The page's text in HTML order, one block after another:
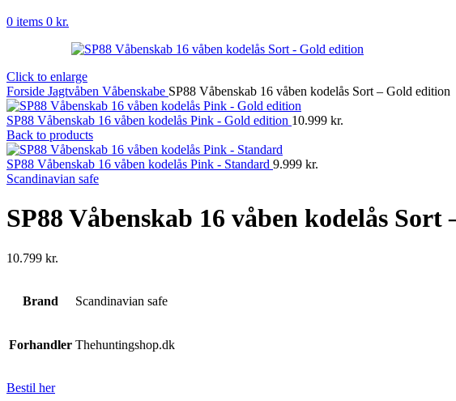
0 items 0 kr.
Click to enlarge
Forside Jagtvåben Våbenskabe SP88 Våbenskab 16 våben kodelås Sort – Gold edition
SP88 Våbenskab 16 våben kodelås Pink - Gold edition 10.999 kr.
Back to products
SP88 Våbenskab 16 våben kodelås Pink - Standard 9.999 kr.
Scandinavian safe
SP88 Våbenskab 16 våben kodelås
10.799 kr.
Brand Scandinavian safe
Forhandler Thehuntingshop.dk
Bestil her